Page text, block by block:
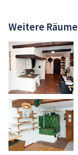
Weitere Räume